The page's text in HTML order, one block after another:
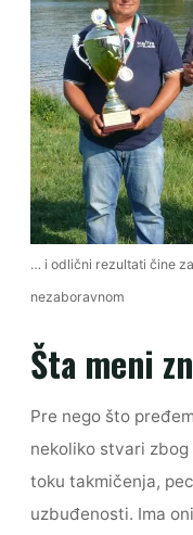
… i odlični rezultati čine
nezaboravnom
Šta meni
Pre nego što
nekoliko stvari
toku takmičenja,
uzbuđenosti. Ima